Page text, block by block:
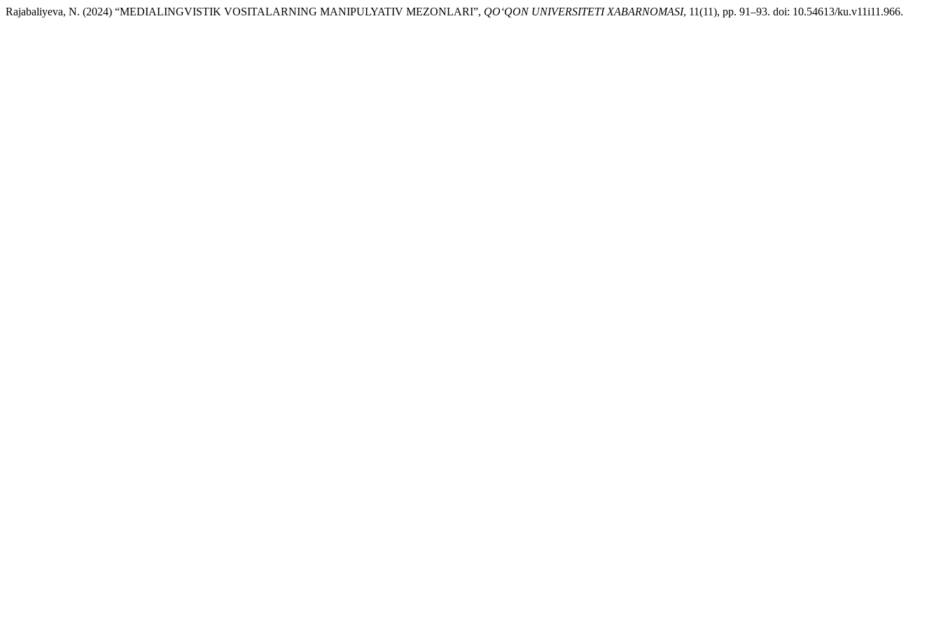
Rajabaliyeva, N. (2024) “MEDIALINGVISTIK VOSITALARNING MANIPULYATIV MEZONLARI”, QO‘QON UNIVERSITETI XABARNOMASI, 11(11), pp. 91–93. doi: 10.54613/ku.v11i11.966.